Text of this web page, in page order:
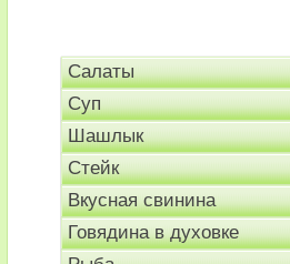
Салаты
Суп
Шашлык
Стейк
Вкусная свинина
Говядина в духовке